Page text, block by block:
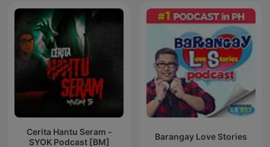
Cerita Hantu Seram -
SYOK Podcast [BM]
Barangay Love Stories